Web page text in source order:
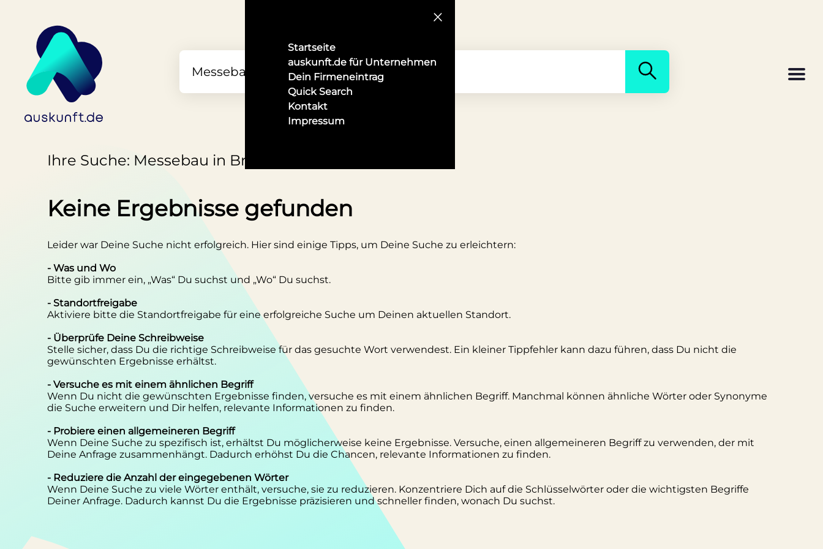
Startseite
auskunft.de für Unternehmen
Dein Firmeneintrag
Quick Search
Kontakt
Impressum
Ihre Suche: Messebau in Bremen
Keine Ergebnisse gefunden
Leider war Deine Suche nicht erfolgreich. Hier sind einige Tipps, um Deine Suche zu erleichtern:
- Was und Wo
Bitte gib immer ein, „Was“ Du suchst und „Wo“ Du suchst.
- Standortfreigabe
Aktiviere bitte die Standortfreigabe für eine erfolgreiche Suche um Deinen aktuellen Standort.
- Überprüfe Deine Schreibweise
Stelle sicher, dass Du die richtige Schreibweise für das gesuchte Wort verwendest. Ein kleiner Tippfehler kann dazu führen, dass Du nicht die
gewünschten Ergebnisse erhältst.
- Versuche es mit einem ähnlichen Begriff
Wenn Du nicht die gewünschten Ergebnisse finden, versuche es mit einem ähnlichen Begriff. Manchmal können ähnliche Wörter oder Synonyme
die Suche erweitern und Dir helfen, relevante Informationen zu finden.
- Probiere einen allgemeineren Begriff
Wenn Deine Suche zu spezifisch ist, erhältst Du möglicherweise keine Ergebnisse. Versuche, einen allgemeineren Begriff zu verwenden, der mit
Deine Anfrage zusammenhängt. Dadurch erhöhst Du die Chancen, relevante Informationen zu finden.
- Reduziere die Anzahl der eingegebenen Wörter
Wenn Deine Suche zu viele Wörter enthält, versuche, sie zu reduzieren. Konzentriere Dich auf die Schlüsselwörter oder die wichtigsten Begriffe
Deiner Anfrage. Dadurch kannst Du die Ergebnisse präzisieren und schneller finden, wonach Du suchst.